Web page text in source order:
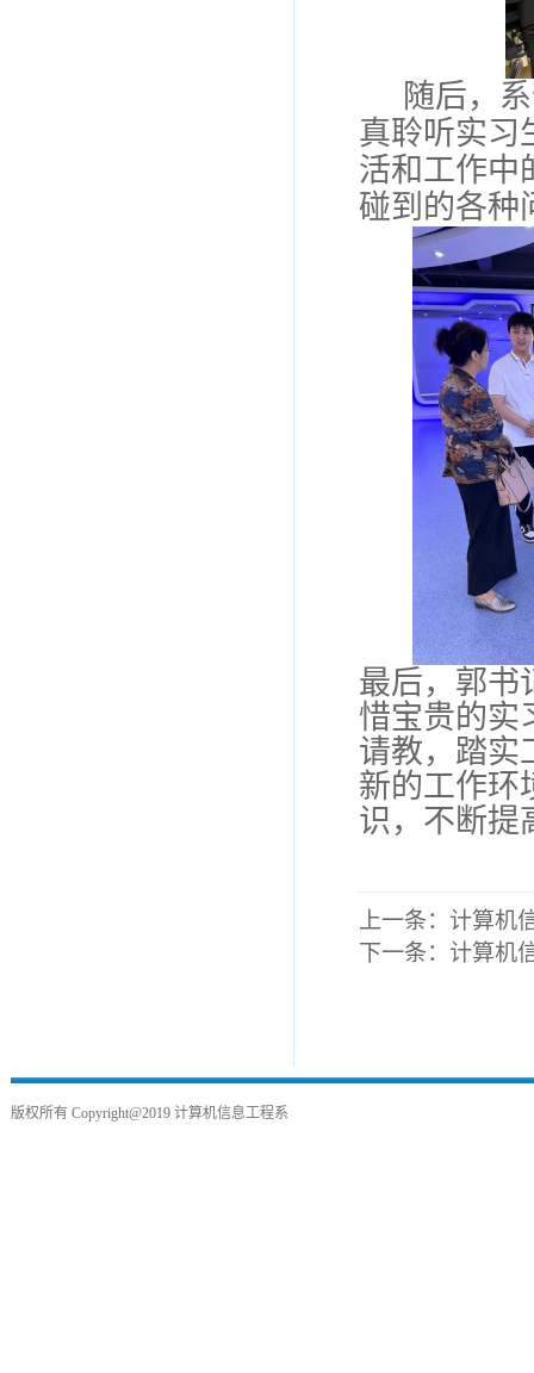
随后，
真聆听实习
活和工作中
碰到的各种
最后， 郭书
惜宝贵的实
请教，踏实
新的工作环
识，不断提
上一条： 计算机
下一条： 计算机
版权所有 Copyright@2019 计算机信息工程系